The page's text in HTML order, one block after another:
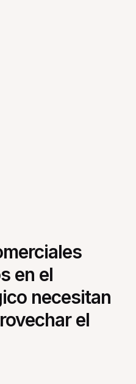
en el
necesitan
el